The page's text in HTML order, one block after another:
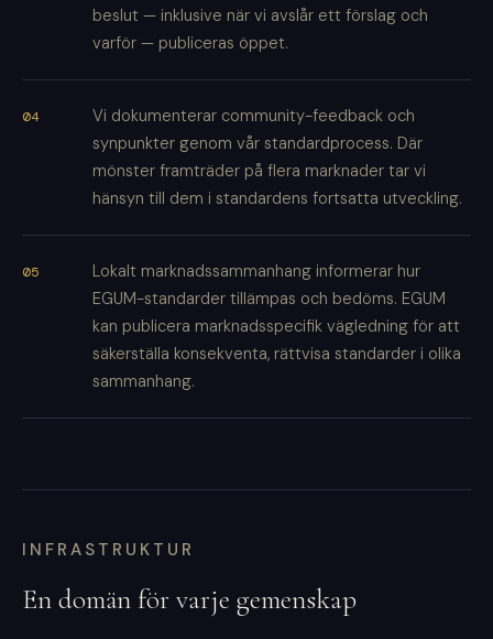
beslut — inklusive när vi avslår ett förslag och
varför — publiceras öppet.
Vi dokumenterar community-feedback och
synpunkter genom vår standardprocess. Där
mönster framträder på flera marknader tar vi
hänsyn till dem i standardens fortsatta utveckling.
Lokalt marknadssammanhang informerar hur
EGUM-standarder tillämpas och bedöms. EGUM
kan publicera marknadsspecifik vägledning för att
säkerställa konsekventa, rättvisa standarder i olika
sammanhang.
INFRASTRUKTUR
En domän för varje gemenskap